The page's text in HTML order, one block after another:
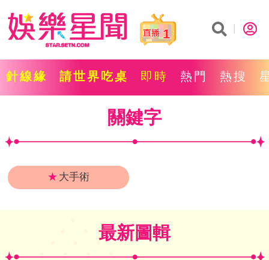
1
針線緣 請世界吃桌 即時 熱門 熱搜
關鍵字
★ 大手術
最新圖輯